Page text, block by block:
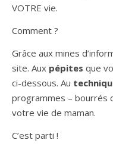
VOTRE vie.
Comment ?
Grâce aux mines
site. Aux pépites que
ci-dessous. Au
programmes – bourrés
votre vie de maman.
C’est parti !